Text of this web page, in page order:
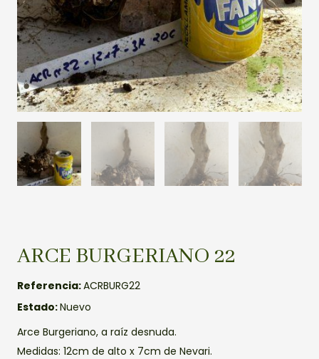
ARCE BURGERIANO 22
Referencia:ACRBURG22
Estado:Nuevo
Arce Burgeriano, a raíz desnuda.
Medidas: 12cm de alto x 7cm de Nevari.